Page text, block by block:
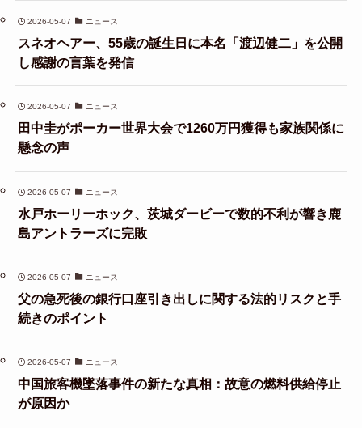
2026-05-07 ニュース
スネオヘアー、55歳の誕生日に本名「渡辺健二」を公開
し感謝の言葉を発信
2026-05-07 ニュース
田中圭がポーカー世界大会で1260万円獲得も家族関係に
懸念の声
2026-05-07 ニュース
水戸ホーリーホック、茨城ダービーで数的不利が響き鹿
島アントラーズに完敗
2026-05-07 ニュース
父の急死後の銀行口座引き出しに関する法的リスクと手
続きのポイント
2026-05-07 ニュース
中国旅客機墜落事件の新たな真相：故意の燃料供給停止
が原因か